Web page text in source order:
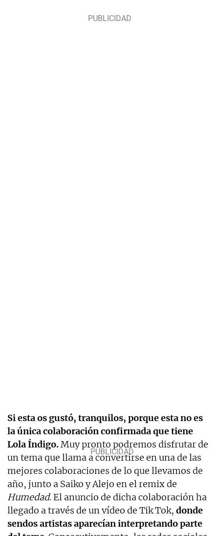
Si esta os gustó, tranquilos, porque esta no es
la única colaboración confirmada que tiene
Lola Índigo.Muy pronto podremos disfrutar de
un tema que llama a convertirse en una de las
mejores colaboraciones de lo que llevamos de
año, junto a Saiko y Alejo en el remix de
Humedad. El anuncio de dicha colaboración ha
llegado a través de un vídeo de Tik Tok, donde
sendos artistas aparecían interpretando parte